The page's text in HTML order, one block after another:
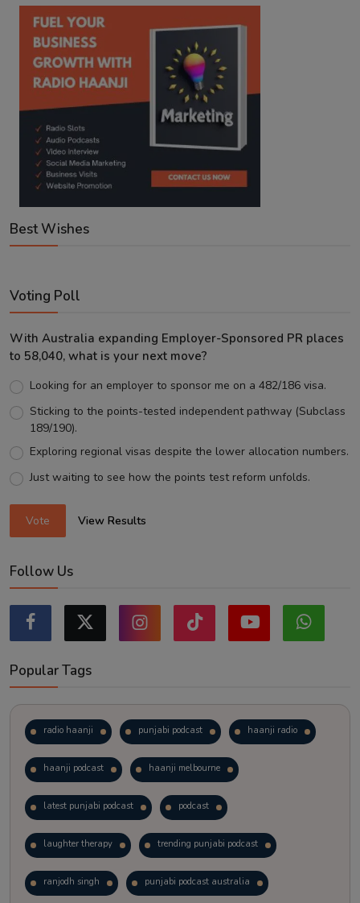
Best Wishes
Voting Poll
With Australia expanding Employer-Sponsored PR places
to 58,040, what is your next move?
Looking for an employer to sponsor me on a 482/186 visa.
Sticking to the points-tested independent pathway (Subclass
189/190).
Exploring regional visas despite the lower allocation numbers.
Just waiting to see how the points test reform unfolds.
Vote View Results
Follow Us
Popular Tags
radio haanji punjabi podcast haanji radio
haanji podcast haanji melbourne
latest punjabi podcast podcast
laughter therapy trending punjabi podcast
ranjodh singh punjabi podcast australia